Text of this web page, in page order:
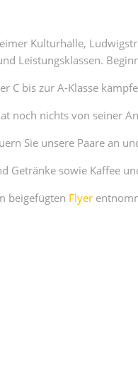
Kulturhalle,
Leistungsklassen.
C bis zur A-Klasse
noch nichts von seiner
Sie unsere Paare an
Getränke sowie Kaffee
beigefügten Flyer